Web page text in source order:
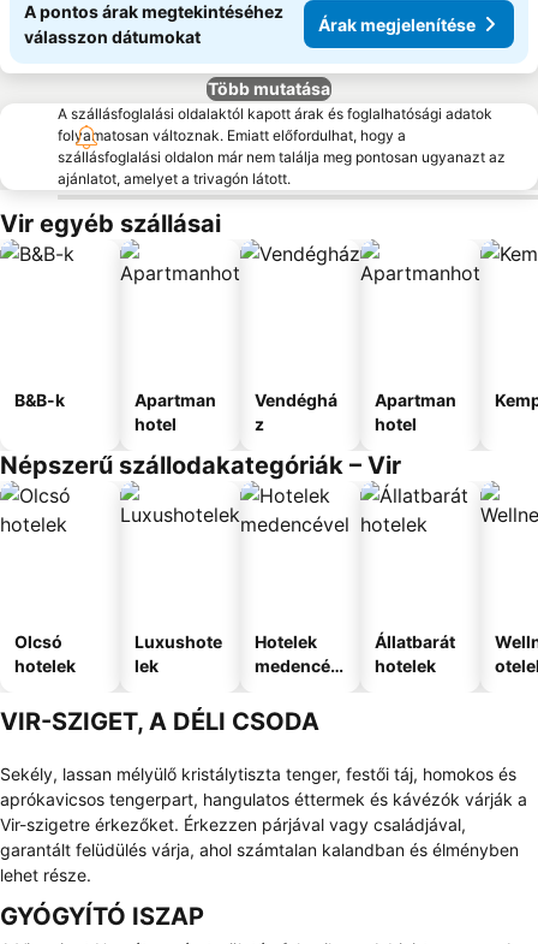
A pontos árak megtekintéséhez
válasszon dátumokat
Árak megjelenítése
Több mutatása
A szállásfoglalási oldalaktól kapott árak és foglalhatósági adatok
folyamatosan változnak. Emiatt előfordulhat, hogy a
szállásfoglalási oldalon már nem találja meg pontosan ugyanazt az
ajánlatot, amelyet a trivagón látott.
Vir egyéb szállásai
B&B-k
Apartman
hotel
Vendéghá
z
Apartman
hotel
Népszerű szállodakategóriák – Vir
Olcsó
hotelek
Luxushote
lek
Hotelek
medencév
Állatbarát
hotelek
VIR-SZIGET, A DÉLI CSODA
Sekély, lassan mélyülő kristálytiszta tenger, festői táj, homokos és
aprókavicsos tengerpart, hangulatos éttermek és kávézók várják a
Vir-szigetre érkezőket. Érkezzen párjával vagy családjával,
garantált felüdülés várja, ahol számtalan kalandban és élményben
lehet része.
GYÓGYÍTÓ ISZAP